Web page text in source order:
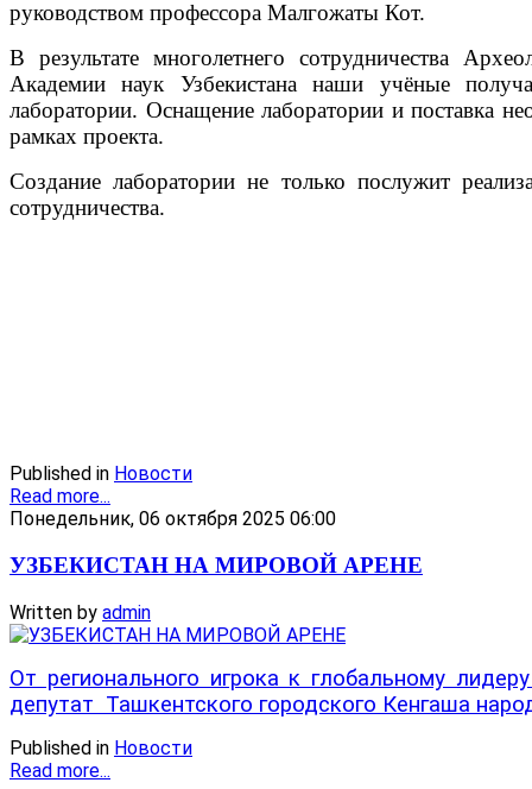
руководством профессора Малгожаты Кот.
В результате многолетнего сотрудничества
Академии наук Узбекистана наши учёные
лаборатории. Оснащение лаборатории и поставка
рамках проекта.
Создание лаборатории не только послужит
сотрудничества.
Published in Новости
Read more...
Понедельник, 06 октября 2025 06:00
УЗБЕКИСТАН НА МИРОВОЙ АРЕНЕ
Written by admin
От регионального игрока к глобальному
депутат Ташкентского городского Кенгаша
Published in Новости
Read more...